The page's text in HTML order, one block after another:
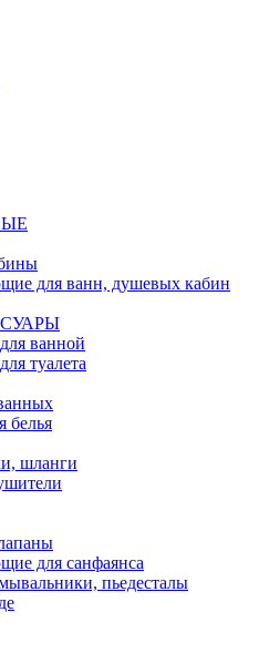
для ванн, душевых кабин
ванной
туалета
белья
шланги
для санфаянса
пьедесталы